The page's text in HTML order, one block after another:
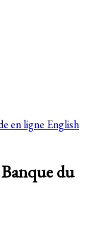
en ligne English
du